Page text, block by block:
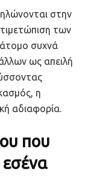
στην
των
συχνά
ως απειλή
η
αδιαφορία.
που
εσένα